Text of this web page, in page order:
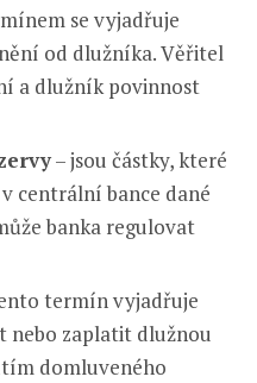
se vyjadřuje
od dlužníka. Věřitel
a dlužník povinnost
– jsou částky, které
centrální bance dané
banka regulovat
termín vyjadřuje
nebo zaplatit dlužnou
domluveného